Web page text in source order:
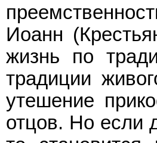
Иоанн
жизнь по
традиции
утешение
отцов. Но если